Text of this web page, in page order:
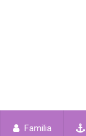
Familia